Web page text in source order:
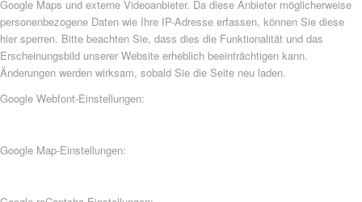
Google Maps und externe Videoanbieter. Da diese Anbieter möglicherweise
personenbezogene Daten wie Ihre IP-Adresse erfassen, können Sie diese
hier sperren. Bitte beachten Sie, dass dies die Funktionalität und das
Erscheinungsbild unserer Website erheblich beeinträchtigen kann.
Änderungen werden wirksam, sobald Sie die Seite neu laden.
Google Webfont-Einstellungen:
Google Map-Einstellungen: